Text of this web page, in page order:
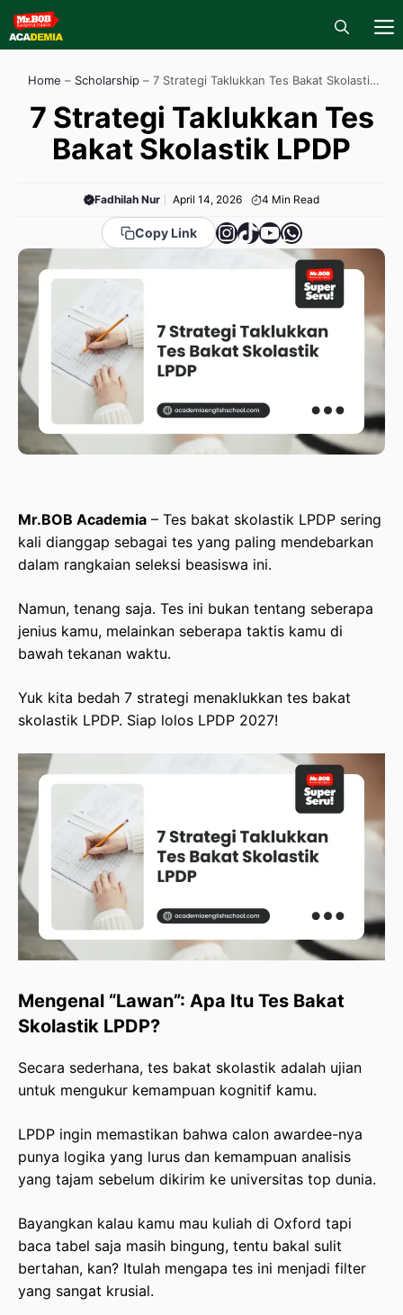
Skip
to
content
Home – Scholarship– 7 Strategi Taklukkan Tes Bakat Skolastik
7 Strategi Taklukkan Tes
Bakat Skolastik LPDP
Fadhilah Nur April 14, 2026 4 Min Read
Copy Link Instagram
TikTok
YouTube
WhatsApp
Mr.BOB Academia – Tes bakat skolastik LPDP sering
kali dianggap sebagai tes yang paling mendebarkan
dalam rangkaian seleksi beasiswa ini.
Namun, tenang saja. Tes ini bukan tentang seberapa
jenius kamu, melainkan seberapa taktis kamu di
bawah tekanan waktu.
Yuk kita bedah 7 strategi menaklukkan tes bakat
skolastik LPDP. Siap lolos LPDP 2027!
Mengenal “Lawan”: Apa Itu Tes Bakat
Skolastik LPDP?
Secara sederhana, tes bakat skolastik adalah ujian
untuk mengukur kemampuan kognitif kamu.
LPDP ingin memastikan bahwa calon awardee-nya
punya logika yang lurus dan kemampuan analisis
yang tajam sebelum dikirim ke universitas top dunia.
Bayangkan kalau kamu mau kuliah di Oxford tapi
baca tabel saja masih bingung, tentu bakal sulit
bertahan, kan? Itulah mengapa tes ini menjadi filter
yang sangat krusial.